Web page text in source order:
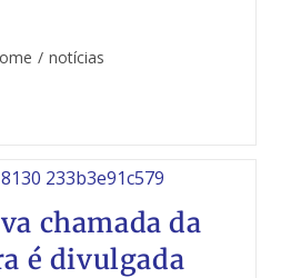
/ notícias
chamada da
é divulgada